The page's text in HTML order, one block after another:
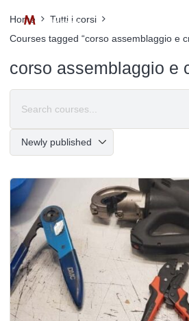
Home
Tutti i corsi
Courses tagged “corso assemblaggio e
corso assemblaggio e